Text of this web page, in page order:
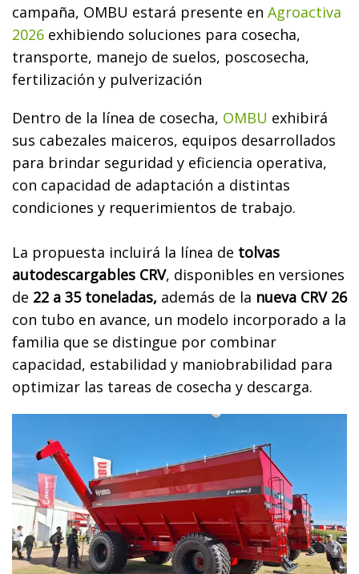
campaña, OMBU estará presente en Agroactiva
2026 exhibiendo soluciones para cosecha,
transporte, manejo de suelos, poscosecha,
fertilización y pulverización
Dentro de la línea de cosecha, OMBU exhibirá
sus cabezales maiceros, equipos desarrollados
para brindar seguridad y eficiencia operativa,
con capacidad de adaptación a distintas
condiciones y requerimientos de trabajo.
La propuesta incluirá la línea de tolvas
autodescargables CRV, disponibles en versiones
de 22 a 35 toneladas, además de la nueva CRV 26
con tubo en avance, un modelo incorporado a la
familia que se distingue por combinar
capacidad, estabilidad y maniobrabilidad para
optimizar las tareas de cosecha y descarga.